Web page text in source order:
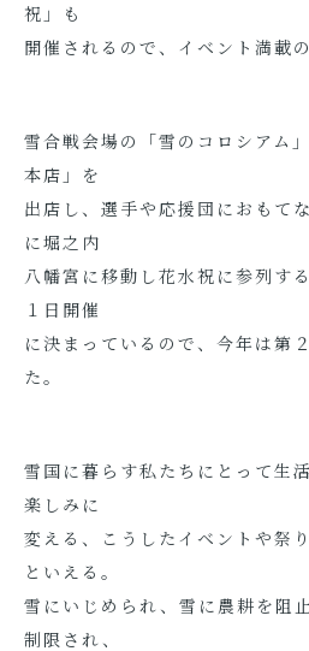
祝」も
開催されるので、イベント満載
雪合戦会場の「雪のコロシアム
本店」を
出店し、選手や応援団におもて
に堀之内
八幡宮に移動し花水祝に参列す
１日開催
に決まっているので、今年は第
た。
雪国に暮らす私たちにとって生
楽しみに
変える、こうしたイベントや祭
といえる。
雪にいじめられ、雪に農耕を阻
制限され、